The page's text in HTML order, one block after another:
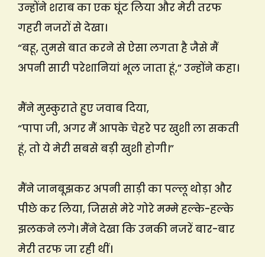
उन्होंने शराब का एक घूंट लिया और मेरी तरफ
गहरी नजरों से देखा।
“बहू, तुमसे बात करने से ऐसा लगता है जैसे मैं
अपनी सारी परेशानियां भूल जाता हूं,” उन्होंने कहा।
मैंने मुस्कुराते हुए जवाब दिया,
“पापा जी, अगर मैं आपके चेहरे पर खुशी ला सकती
हूं, तो ये मेरी सबसे बड़ी खुशी होगी।”
मैंने जानबूझकर अपनी साड़ी का पल्लू थोड़ा और
पीछे कर लिया, जिससे मेरे गोरे मम्मे हल्के-हल्के
झलकने लगे। मैंने देखा कि उनकी नजरें बार-बार
मेरी तरफ जा रही थीं।